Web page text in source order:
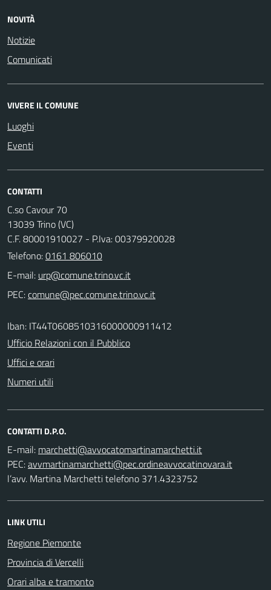
NOVITÀ
Notizie
Comunicati
VIVERE IL COMUNE
Luoghi
Eventi
CONTATTI
C.so Cavour 70
13039 Trino (VC)
C.F. 80001910027 - P.Iva: 00379920028
Telefono:0161 806010
E-mail:
PEC:
Iban: IT44T0608510316000000911412
Ufficio Relazioni con il Pubblico
Uffici e orari
Numeri utili
CONTATTI D.P.O.
E-mail:
PEC:
l’avv. Martina Marchetti telefono 371.4323752
LINK UTILI
Regione Piemonte
Provincia di Vercelli
Orari alba e tramonto